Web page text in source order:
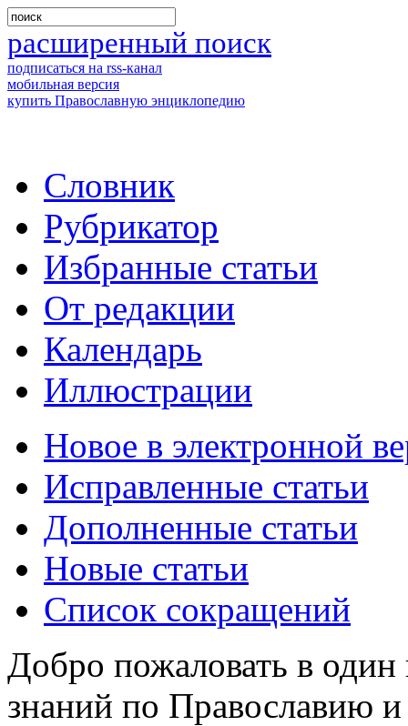
расширенный поиск
подписаться на rss-канал
мобильная версия
купить Православную энциклопедию
Словник
Рубрикатор
Избранные статьи
От редакции
Календарь
Иллюстрации
Новое в электронной
Исправленные статьи
Дополненные статьи
Новые статьи
Список сокращений
Добро пожаловать в
знаний по Православию